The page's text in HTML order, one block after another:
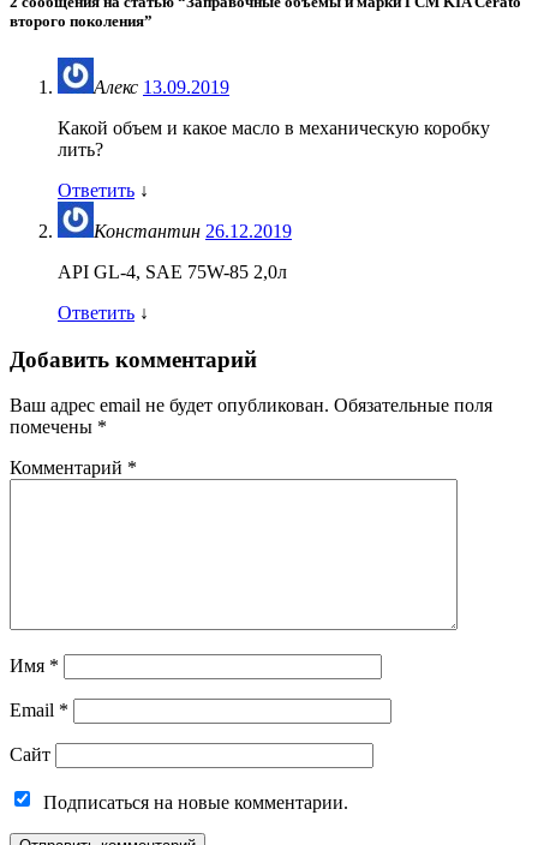
второго поколения”
Алекс 13.09.2019
Какой объем и какое масло в механическую коробку
лить?
Ответить ↓
Константин 26.12.2019
API GL-4, SAE 75W-85 2,0л
Ответить ↓
Добавить комментарий
Ваш адрес email не будет опубликован. Обязательные поля
помечены *
Комментарий *
Имя *
Email *
Сайт
Подписаться на новые комментарии.